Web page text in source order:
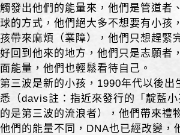
觸發出他們的能量來，他們是管道者
球的方式，他們絕大多不想要有小孩
孩帶來麻煩（業障），他們只想趕緊
好回到他來的地方，他們只是志願者
面能量，他們也輕鬆看待自己。
第三波是新的小孩，1990年代以後
悉（davis註：指近來發行的「靛藍
的是第三波的流浪者），他們帶來禮
他們的能量不同，DNA也已經改變，